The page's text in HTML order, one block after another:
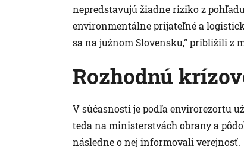
nepredstavujú žiadne riziko z
environmentálne prijateľné a
sa na južnom Slovensku,“ priblížili z
Rozhodnú
V súčasnosti je podľa envirorezortu
teda na ministerstvách obrany a
následne o nej informovali verejnosť.